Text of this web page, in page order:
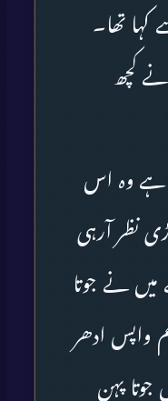
تھا۔
نے کچھ
ہے وہ اس
نظر آرہی
نے جوتا
واپس ادھر
پہن